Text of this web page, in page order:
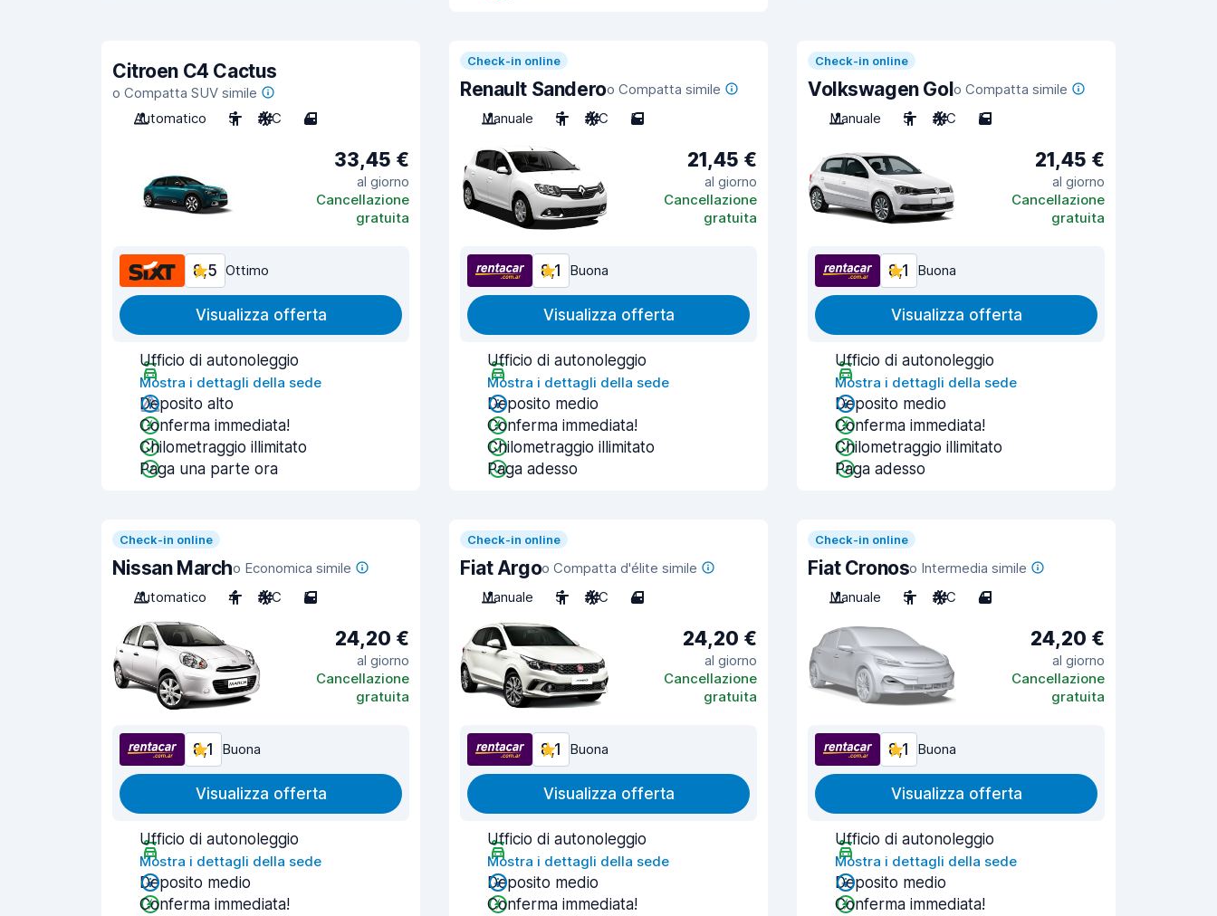
Citroen C4 Cactus
o Compatta SUV simile
Automatico
5 A/C 4
33,45 €
al giorno
Cancellazione
gratuita
8,5 Ottimo
Visualizza offerta
Ufficio di autonoleggio
Mostra i dettagli della sede
Deposito alto
Conferma immediata!
Chilometraggio illimitato
Paga una parte ora
Check-in online
Renault Sanderoo Compatta simile
Manuale
5 A/C 5
21,45 €
al giorno
Cancellazione
gratuita
8,1 Buona
Visualizza offerta
Ufficio di autonoleggio
Mostra i dettagli della sede
Deposito medio
Conferma immediata!
Chilometraggio illimitato
Paga adesso
Check-in online
Volkswagen Golo Compatta simile
Manuale
5 A/C 5
21,45 €
al giorno
Cancellazione
gratuita
8,1 Buona
Visualizza offerta
Ufficio di autonoleggio
Mostra i dettagli della sede
Deposito medio
Conferma immediata!
Chilometraggio illimitato
Paga adesso
Check-in online
Nissan Marcho Economica simile
Automatico
4 A/C 5
24,20 €
al giorno
Cancellazione
gratuita
8,1 Buona
Visualizza offerta
Ufficio di autonoleggio
Mostra i dettagli della sede
Deposito medio
Conferma immediata!
Check-in online
Fiat Argoo Compatta d'élite simile
Manuale
5 A/C 4
24,20 €
al giorno
Cancellazione
gratuita
8,1 Buona
Visualizza offerta
Ufficio di autonoleggio
Mostra i dettagli della sede
Deposito medio
Conferma immediata!
Check-in online
Fiat Cronoso Intermedia simile
Manuale
5 A/C 4
24,20 €
al giorno
Cancellazione
gratuita
8,1 Buona
Visualizza offerta
Ufficio di autonoleggio
Mostra i dettagli della sede
Deposito medio
Conferma immediata!